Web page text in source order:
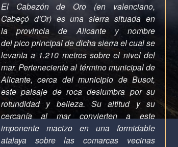
El Cabezón de Oro (en valenciano,
Cabeçó d'Or) es unasierra situada en
laprovincia de Alicantey nombre
delpicoprincipal de dicha sierrael cual se
levanta a 1.210 metrossobre el nivel del
mar. Perteneciente al término municipal de
Alicante, cerca del municipio de Busot,
este paisaje de roca deslumbra por su
rotundidad y belleza. Su altitud y su
cercanía al mar convierten a este
imponente macizo en una formidable
atalaya sobre las comarcas vecinas